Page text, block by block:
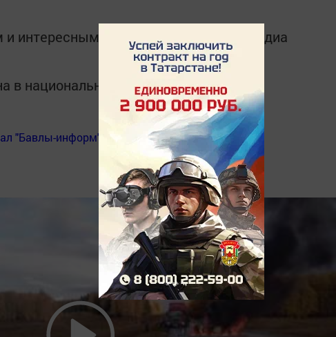
интересным в Telegram-канале Татмедиа
в национальном мессенджере MАХ:
"Бавлы-информ"